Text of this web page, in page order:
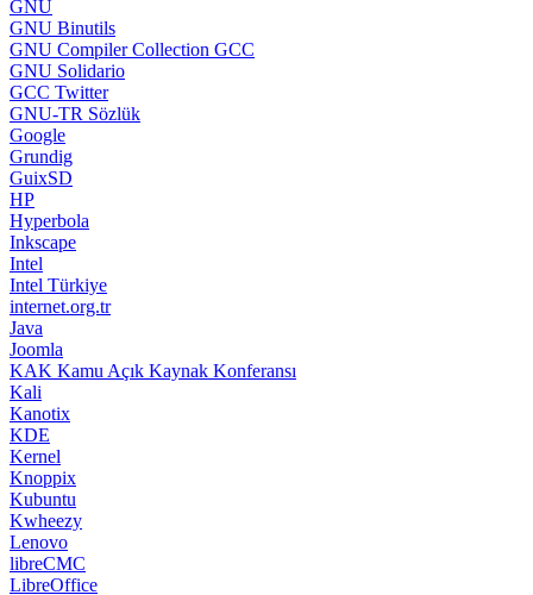
HP
Hyperbola
Inkscape
Intel
Intel Türkiye
internet.org.tr
Java
Joomla
KAK Kamu Açık Kaynak Konferansı
Kali
Kanotix
KDE
Kernel
Knoppix
Kubuntu
Kwheezy
Lenovo
libreCMC
LibreOffice
LibreOffice Türkiye
Libreoffice Twitter
LibrePlanet
Linux.com
LinuxCounter
Linux Games
Linux Journal
Linux Lite